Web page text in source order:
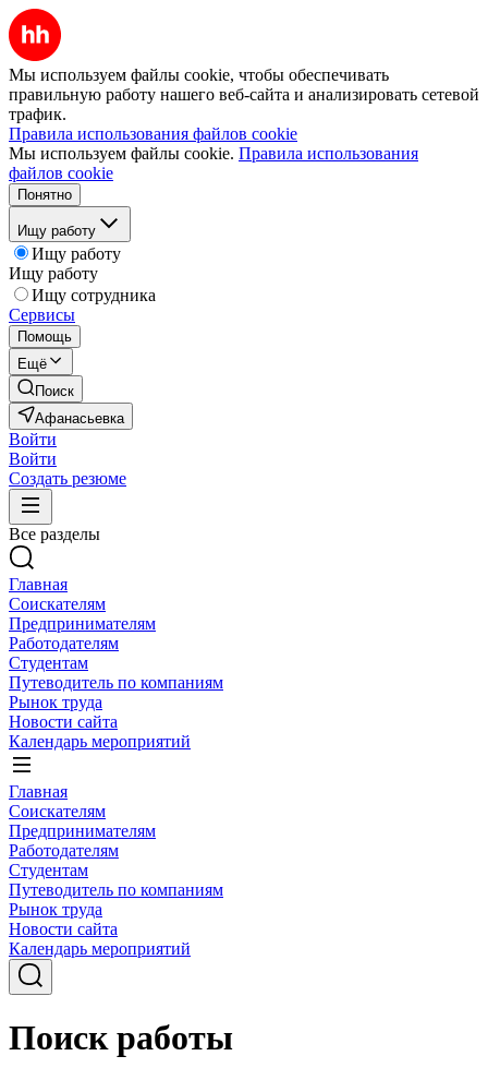
Мы используем файлы cookie, чтобы обеспечивать
правильную работу нашего веб-сайта и анализировать сетевой
трафик.
Правила использования файлов cookie
Мы используем файлы cookie. Правила использования
файлов cookie
Понятно
Ищу работу
Ищу работу
Ищу работу
Ищу сотрудника
Сервисы
Помощь
Ещё
Поиск
Афанасьевка
Войти
Войти
Создать резюме
Все разделы
Главная
Соискателям
Предпринимателям
Работодателям
Студентам
Путеводитель по компаниям
Рынок труда
Новости сайта
Календарь мероприятий
Главная
Соискателям
Предпринимателям
Работодателям
Студентам
Путеводитель по компаниям
Рынок труда
Новости сайта
Календарь мероприятий
Поиск работы